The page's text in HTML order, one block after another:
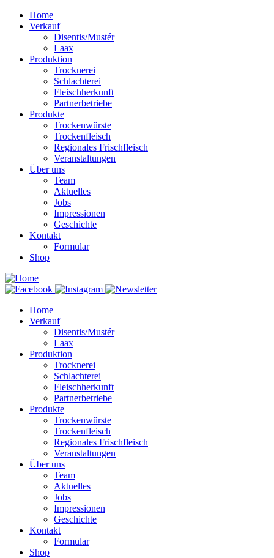
Home
Verkauf
Disentis/Mustér
Laax
Produktion
Trocknerei
Schlachterei
Fleischherkunft
Partnerbetriebe
Produkte
Trockenwürste
Trockenfleisch
Regionales Frischfleisch
Veranstaltungen
Über uns
Team
Aktuelles
Jobs
Impressionen
Geschichte
Kontakt
Formular
Shop
Home
Verkauf
Disentis/Mustér
Laax
Produktion
Trocknerei
Schlachterei
Fleischherkunft
Partnerbetriebe
Produkte
Trockenwürste
Trockenfleisch
Regionales Frischfleisch
Veranstaltungen
Über uns
Team
Aktuelles
Jobs
Impressionen
Geschichte
Kontakt
Formular
Shop